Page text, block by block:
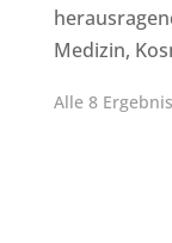
Medizin,
Alle 8